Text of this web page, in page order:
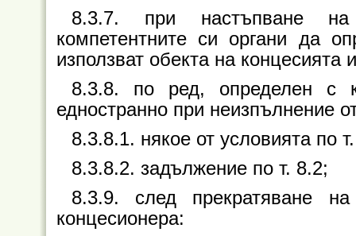
8.3.7. при настъпване на
компетентните си органи да
използват обекта на концесията
8.3.8. по ред, определен с
едностранно при неизпълнение
8.3.8.1. някое от условията по
8.3.8.2. задължение по т. 8.2;
8.3.9. след прекратяване
концесионера: